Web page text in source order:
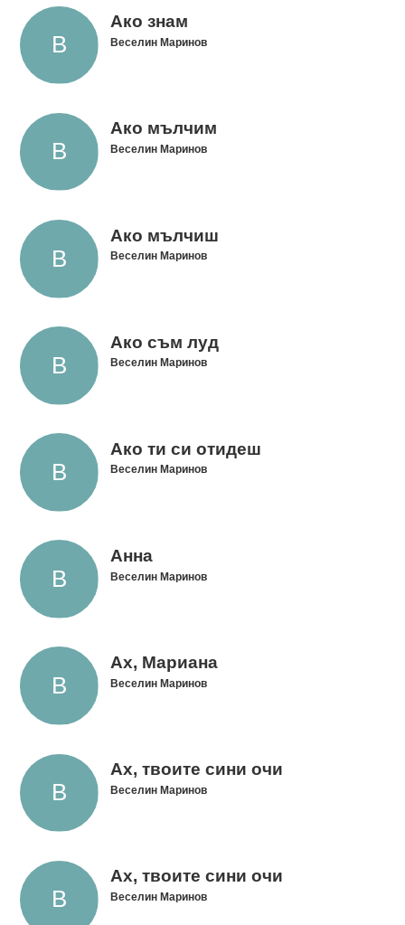
Ако знам
Веселин Маринов
Ако мълчим
Веселин Маринов
Ако мълчиш
Веселин Маринов
Ако съм луд
Веселин Маринов
Ако ти си отидеш
Веселин Маринов
Анна
Веселин Маринов
Ах, Мариана
Веселин Маринов
Ах, твоите сини очи
Веселин Маринов
Ах, твоите сини очи
Веселин Маринов